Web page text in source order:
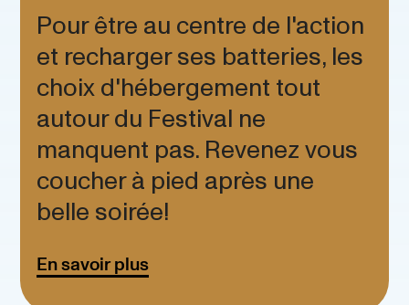
Pour être au centre de l'action
et recharger ses batteries, les
choix d'hébergement tout
autour du Festival ne
manquent pas. Revenez vous
coucher à pied après une
belle soirée!
En savoir plus